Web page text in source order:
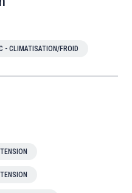
- CLIMATISATION/FROID